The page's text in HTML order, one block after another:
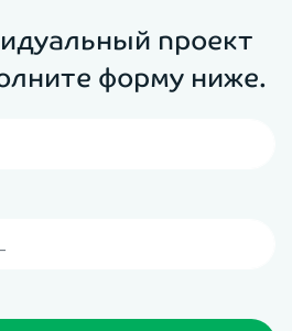
проект
форму ниже.